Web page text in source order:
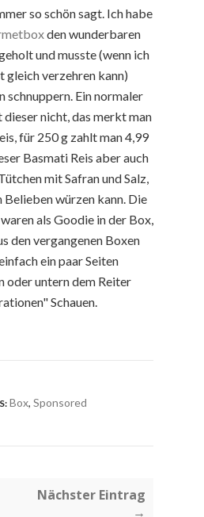
so schön sagt. Ich habe
den wunderbaren
und musste (wenn ich
gleich verzehren kann)
schnuppern. Ein normaler
nicht, das merkt man
für 250 g zahlt man 4,99
Basmati Reis aber auch
mit Safran und Salz,
Belieben würzen kann. Die
als Goodie in der Box,
den vergangenen Boxen
ein paar Seiten
oder untern dem Reiter
Schauen.
Box, Sponsored
Nächster Eintrag
→